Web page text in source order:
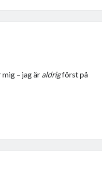
– jag är aldrigförst på